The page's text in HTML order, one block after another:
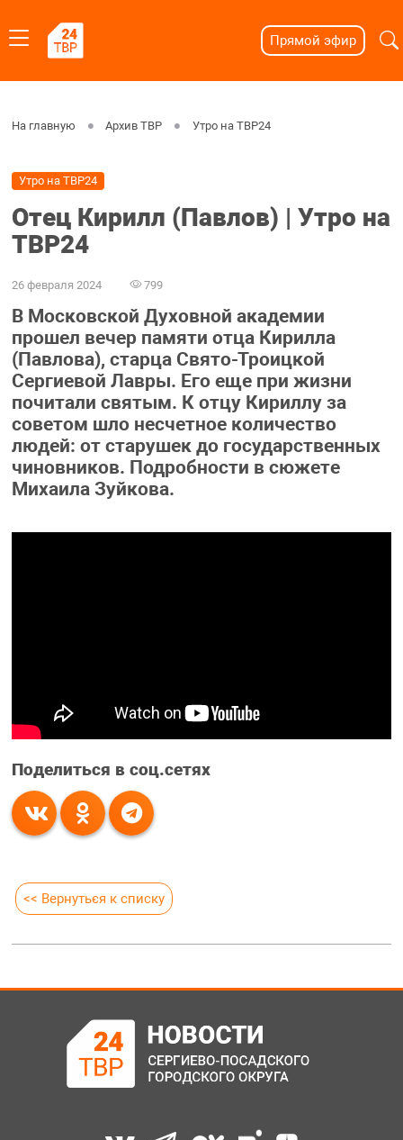
Прямой эфир
На главную Архив ТВР Утро на ТВР24
Утро на ТВР24
Отец Кирилл (Павлов) | Утро на
ТВР24
26 февраля 2024 799
В Московской Духовной академии
прошел вечер памяти отца Кирилла
(Павлова), старца Свято-Троицкой
Сергиевой Лавры. Его еще при жизни
почитали святым. К отцу Кириллу за
советом шло несчетное количество
людей: от старушек до государственных
чиновников. Подробности в сюжете
Михаила Зуйкова.
Поделиться в соц.сетях
<< Вернуться к списку